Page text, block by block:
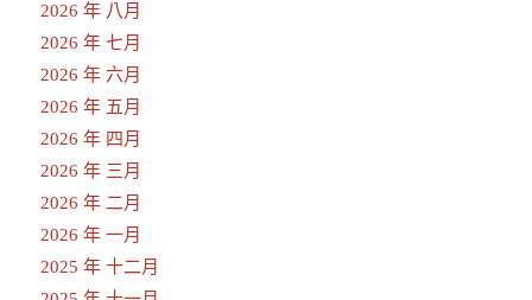
2026 年 八月
2026 年 七月
2026 年 六月
2026 年 五月
2026 年 四月
2026 年 三月
2026 年 二月
2026 年 一月
2025 年 十二月